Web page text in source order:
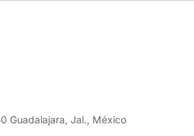
Guadalajara, Jal., México